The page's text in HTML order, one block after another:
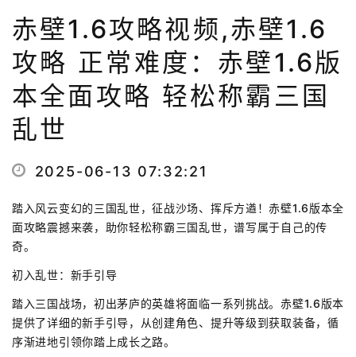
赤壁1.6攻略视频,赤壁1.6
攻略 正常难度：赤壁1.6版
本全面攻略 轻松称霸三国
乱世
2025-06-13 07:32:21
踏入风云变幻的三国乱世，征战沙场、挥斥方遒！赤壁1.6版本全
面攻略震撼来袭，助你轻松称霸三国乱世，谱写属于自己的传
奇。
初入乱世：新手引导
踏入三国战场，初出茅庐的英雄将面临一系列挑战。赤壁1.6版本
提供了详细的新手引导，从创建角色、提升等级到获取装备，循
序渐进地引领你踏上成长之路。